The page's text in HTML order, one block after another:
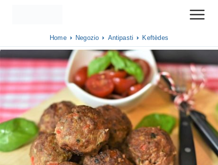
Home Negozio Antipasti Keftèdes